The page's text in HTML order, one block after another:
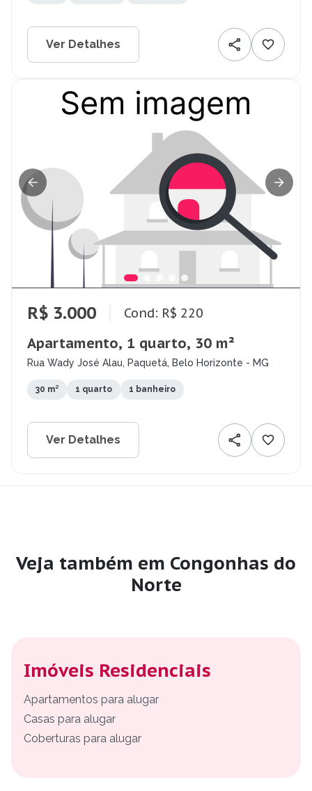
Ver Detalhes
R$ 3.000 Cond: R$ 220
Apartamento, 1 quarto, 30 m²
Rua Wady José Alau, Paquetá, Belo Horizonte - MG
30 m² 1 quarto 1 banheiro
Ver Detalhes
Veja também em Congonhas do
Norte
Imóveis Residenciais
Apartamentos para alugar
Casas para alugar
Coberturas para alugar